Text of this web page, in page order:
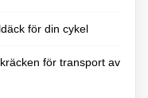
för din cykel
för transport av